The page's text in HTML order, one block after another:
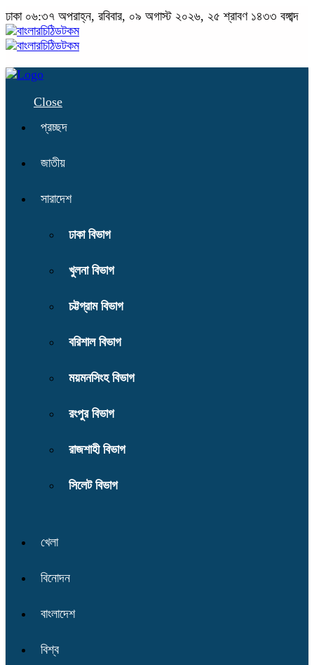
ঢাকা ০৬:৩৭ অপরাহ্ন, রবিবার, ০৯ অগাস্ট ২০২৬, ২৫ শ্রাবণ ১৪৩৩ বঙ্গাব্দ
Close
প্রচ্ছদ
জাতীয়
সারাদেশ
ঢাকা বিভাগ
খুলনা বিভাগ
চট্টগ্রাম বিভাগ
বরিশাল বিভাগ
ময়মনসিংহ বিভাগ
রংপুর বিভাগ
রাজশাহী বিভাগ
সিলেট বিভাগ
খেলা
বিনোদন
বাংলাদেশ
বিশ্ব